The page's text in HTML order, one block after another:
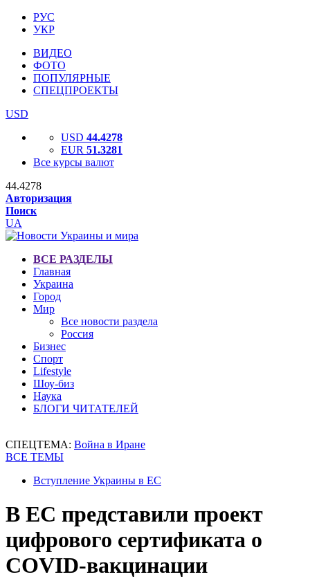
РУС
УКР
ВИДЕО
ФОТО
ПОПУЛЯРНЫЕ
СПЕЦПРОЕКТЫ
USD
USD 44.4278
EUR 51.3281
Все курсы валют
44.4278
Авторизация
Поиск
UA
ВСЕ РАЗДЕЛЫ
Главная
Украина
Город
Мир
Все новости раздела
Россия
Бизнес
Спорт
Lifestyle
Шоу-биз
Наука
БЛОГИ ЧИТАТЕЛЕЙ
СПЕЦТЕМА: Война в Иране
ВСЕ ТЕМЫ
Вступление Украины в ЕС
В ЕС представили проект
цифрового сертификата о
COVID-вакцинации